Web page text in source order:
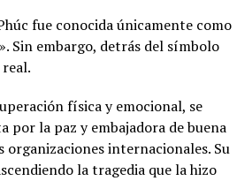
fue conocida únicamente como
Sin embargo, detrás del símbolo
física y emocional, se
por la paz y embajadora de buena
organizaciones internacionales. Su
la tragedia que la hizo